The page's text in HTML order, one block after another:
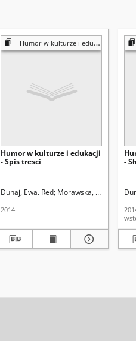
Humor w kulturze i edukacj
Humor w kulturze i edukacji
- Spis tresci
Dunaj, Ewa. Red Morawska, Iwona. Red.
2014
-